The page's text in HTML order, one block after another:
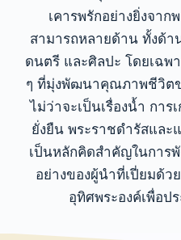
เคารพรักอย่างยิ่งจาก
สามารถหลายด้าน ทั้งด้า
ดนตรี และศิลปะ โดยเฉพ
ๆ ที่มุ่งพัฒนาคุณภาพชีวิต
ไม่ว่าจะเป็นเรื่องน้ำ กา
ยั่งยืน พระราชดำรัสและ
เป็นหลักคิดสำคัญในการ
อย่างของผู้นำที่เปี่ยมด้ว
อุทิศพระองค์เพื่อป